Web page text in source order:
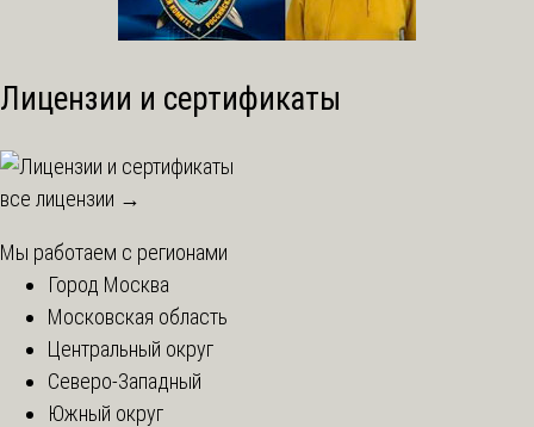
Лицензии и сертификаты
все лицензии →
Мы работаем с регионами
Город Москва
Московская область
Центральный округ
Северо-Западный
Южный округ